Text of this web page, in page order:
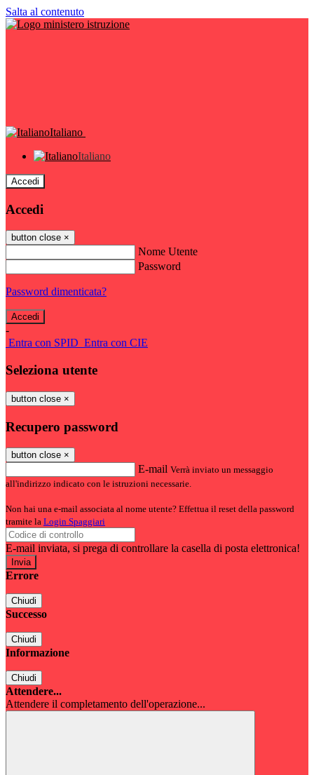
Salta al contenuto
Italiano
Italiano
Accedi
Accedi
button close ×
Nome Utente
Password
Password dimenticata?
-
Entra con SPID Entra con CIE
Seleziona utente
button close ×
Recupero password
button close ×
E-mail Verrà inviato un messaggio
all'indirizzo indicato con le istruzioni necessarie.
Non hai una e-mail associata al nome utente? Effettua il reset della password
tramite la Login Spaggiari
E-mail inviata, si prega di controllare la casella di posta elettronica!
Errore
Chiudi
Successo
Chiudi
Informazione
Chiudi
Attendere...
Attendere il completamento dell'operazione...